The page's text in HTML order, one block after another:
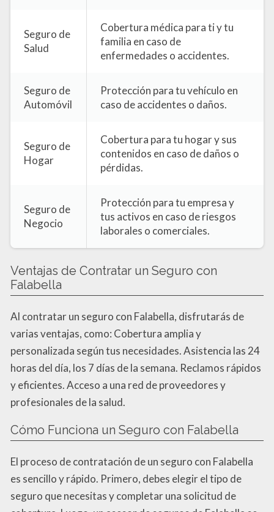
Seguro de
Salud
Cobertura médica para ti y tu
familia en caso de
enfermedades o accidentes.
Seguro de
Automóvil
Protección para tu vehículo en
caso de accidentes o daños.
Seguro de
Hogar
Cobertura para tu hogar y sus
contenidos en caso de daños o
pérdidas.
Seguro de
Negocio
Protección para tu empresa y
tus activos en caso de riesgos
laborales o comerciales.
Ventajas de Contratar un Seguro con
Falabella
Al contratar un seguro con Falabella, disfrutarás de
varias ventajas, como: Cobertura amplia y
personalizada según tus necesidades. Asistencia las 24
horas del día, los 7 días de la semana. Reclamos rápidos
y eficientes. Acceso a una red de proveedores y
profesionales de la salud.
Cómo Funciona un Seguro con Falabella
El proceso de contratación de un seguro con Falabella
es sencillo y rápido. Primero, debes elegir el tipo de
seguro que necesitas y completar una solicitud de